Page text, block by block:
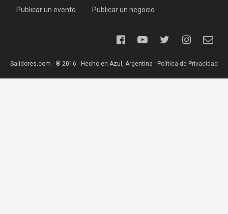
Publicar un evento Publicar un negocio
Salidores.com - ® 2016 - Hecho en Azul, Argentina - Política de Privacidad